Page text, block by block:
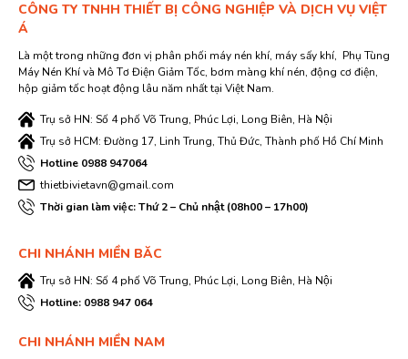
CÔNG TY TNHH THIẾT BỊ CÔNG NGHIỆP VÀ DỊCH VỤ VIỆT
Á
Là một trong những đơn vị phân phối máy nén khí, máy sấy khí, Phụ Tùng
Máy Nén Khí và Mô Tơ Điện Giảm Tốc, bơm màng khí nén, động cơ điện,
hộp giảm tốc hoạt động lâu năm nhất tại Việt Nam.
Trụ sở HN: Số 4 phố Võ Trung, Phúc Lợi, Long Biên, Hà Nội
Trụ sở HCM: Đường 17, Linh Trung, Thủ Đức, Thành phố Hồ Chí Minh
Hotline 0988 947064
thietbivietavn@gmail.com
Thời gian làm việc: Thứ 2 – Chủ nhật (08h00 – 17h00)
CHI NHÁNH MIỀN BĂC
Trụ sở HN: Số 4 phố Võ Trung, Phúc Lợi, Long Biên, Hà Nội
Hotline: 0988 947 064
CHI NHÁNH MIỀN NAM